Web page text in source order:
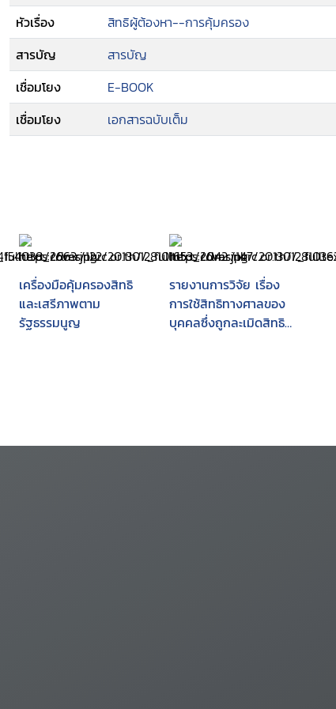
หัวเรื่อง
สิทธิผู้ต้องหา--การคุ้มครอง
สารบัญ
สารบัญ
เชื่อมโยง
E-BOOK
เชื่อมโยง
เอกสารฉบับเต็ม
เครื่องมือคุ้มครองสิทธิ
และเสรีภาพตาม
รัฐธรรมนูญ
รายงานการวิจัย เรื่อง
การใช้สิทธิทางศาลของ
บุคคลซึ่งถูกละเมิดสิทธิ